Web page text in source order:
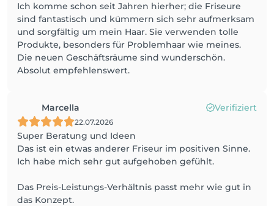
Ich komme schon seit Jahren hierher; die Friseure
sind fantastisch und kümmern sich sehr aufmerksam
und sorgfältig um mein Haar. Sie verwenden tolle
Produkte, besonders für Problemhaar wie meines.
Die neuen Geschäftsräume sind wunderschön.
Absolut empfehlenswert.
Marcella Verifiziert
22.07.2026
Super Beratung und Ideen
Das ist ein etwas anderer Friseur im positiven Sinne.
Ich habe mich sehr gut aufgehoben gefühlt.
Das Preis-Leistungs-Verhältnis passt mehr wie gut in
das Konzept.